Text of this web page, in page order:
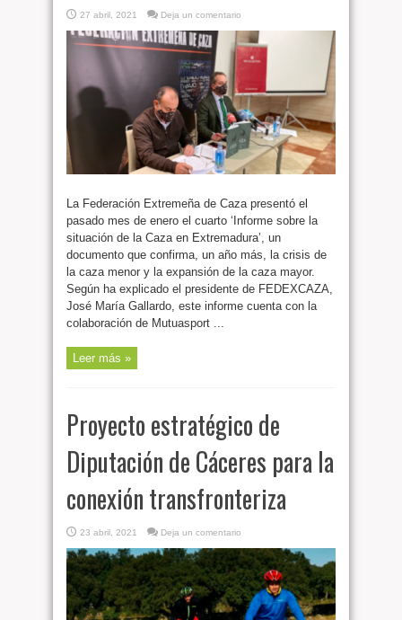
27 abril, 2021 Deja un comentario
La Federación Extremeña de Caza presentó el
pasado mes de enero el cuarto ‘Informe sobre la
situación de la Caza en Extremadura’, un
documento que confirma, un año más, la crisis de
la caza menor y la expansión de la caza mayor.
Según ha explicado el presidente de FEDEXCAZA,
José María Gallardo, este informe cuenta con la
colaboración de Mutuasport ...
Leer más »
Proyecto estratégico de
Diputación de Cáceres para la
conexión transfronteriza
23 abril, 2021 Deja un comentario